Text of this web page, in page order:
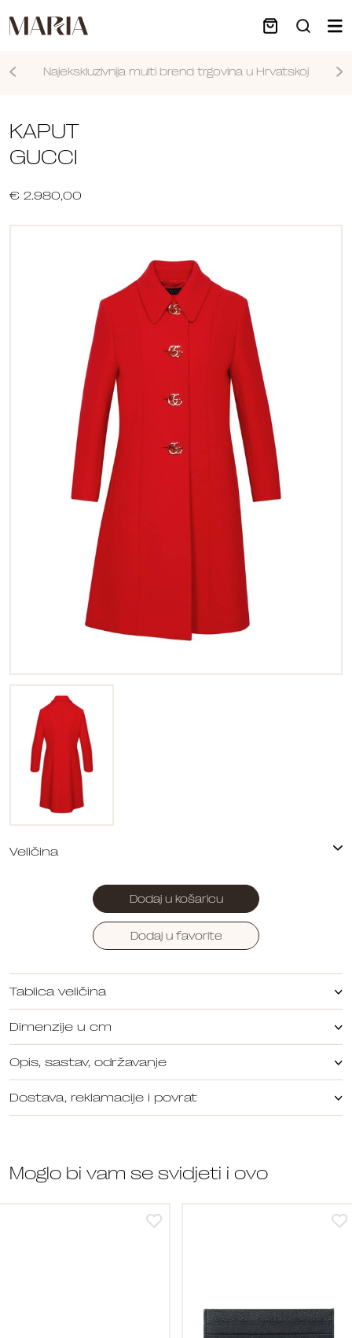
Najekskluzivnija multi brend trgovina u Hrvatskoj
KAPUT
GUCCI
€ 2.980,00
Dodaj u košaricu
Dodaj u favorite
Tablica veličina
Dimenzije u cm
Opis, sastav, održavanje
Dostava, reklamacije i povrat
Moglo bi vam se svidjeti i ovo